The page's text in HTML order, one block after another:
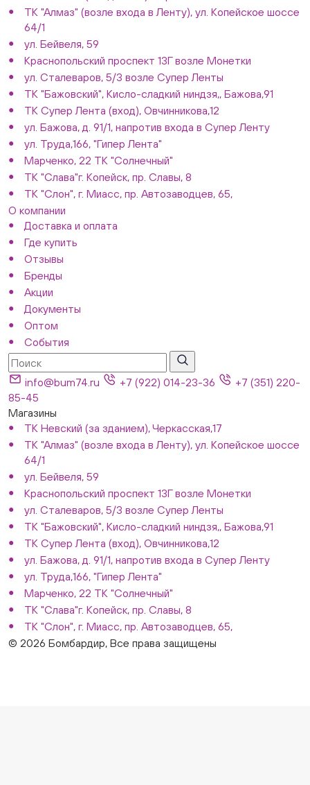
ТК "Алмаз" (возле входа в Ленту), ул. Копейское шоссе
64/1
ул. Бейвеля, 59
Краснопольский проспект 13Г возле Монетки
ул. Сталеваров, 5/3 возле Супер Ленты
ТК "Бажовский", Кисло-сладкий ниндзя,, Бажова,91
ТК Супер Лента (вход), Овчинникова,12
ул. Бажова, д. 91/1, напротив входа в Супер Ленту
ул. Труда,166, "Гипер Лента"
Марченко, 22 ТК "Солнечный"
ТК "Слава"г. Копейск, пр. Славы, 8
ТК "Слон", г. Миасс, пр. Автозаводцев, 65,
О компании
Доставка и оплата
Где купить
Отзывы
Бренды
Акции
Документы
Оптом
События
info@bum74.ru +7 (922) 014-23-36
+7 (351) 220-
85-45
Магазины
ТК Невский (за зданием), Черкасская,17
ТК "Алмаз" (возле входа в Ленту), ул. Копейское шоссе
64/1
ул. Бейвеля, 59
Краснопольский проспект 13Г возле Монетки
ул. Сталеваров, 5/3 возле Супер Ленты
ТК "Бажовский", Кисло-сладкий ниндзя,, Бажова,91
ТК Супер Лента (вход), Овчинникова,12
ул. Бажова, д. 91/1, напротив входа в Супер Ленту
ул. Труда,166, "Гипер Лента"
Марченко, 22 ТК "Солнечный"
ТК "Слава"г. Копейск, пр. Славы, 8
ТК "Слон", г. Миасс, пр. Автозаводцев, 65,
© 2026 Бомбардир, Все права защищены